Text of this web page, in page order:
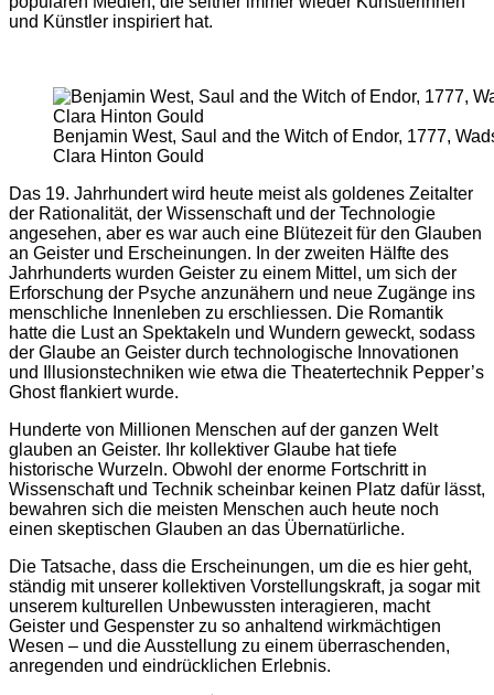
und Künstler inspiriert hat.
Benjamin West, Saul and the Witch of Endor, 1777,
Clara Hinton Gould
Das 19. Jahrhundert wird heute meist als goldenes Zeitalter
der Rationalität, der Wissenschaft und der Technologie
angesehen, aber es war auch eine Blütezeit für den Glauben
an Geister und Erscheinungen. In der zweiten Hälfte des
Jahrhunderts wurden Geister zu einem Mittel, um sich der
Erforschung der Psyche anzunähern und neue Zugänge ins
menschliche Innenleben zu erschliessen. Die Romantik
hatte die Lust an Spektakeln und Wundern geweckt, sodass
der Glaube an Geister durch technologische Innovationen
und Illusionstechniken wie etwa die Theatertechnik Pepper’s
Ghost flankiert wurde.
Hunderte von Millionen Menschen auf der ganzen Welt
glauben an Geister. Ihr kollektiver Glaube hat tiefe
historische Wurzeln. Obwohl der enorme Fortschritt in
Wissenschaft und Technik scheinbar keinen Platz dafür lässt,
bewahren sich die meisten Menschen auch heute noch
einen skeptischen Glauben an das Übernatürliche.
Die Tatsache, dass die Erscheinungen, um die es hier geht,
ständig mit unserer kollektiven Vorstellungskraft, ja sogar mit
unserem kulturellen Unbewussten interagieren, macht
Geister und Gespenster zu so anhaltend wirkmächtigen
Wesen – und die Ausstellung zu einem überraschenden,
anregenden und eindrücklichen Erlebnis.